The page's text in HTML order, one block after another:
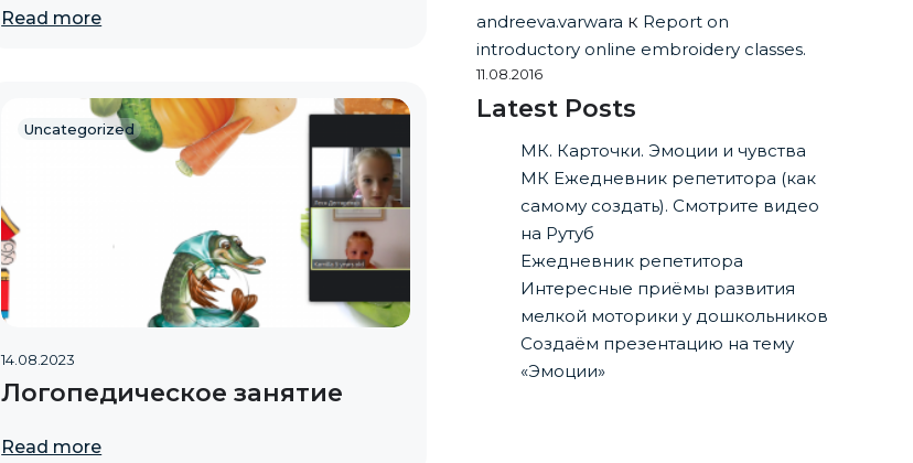
Read more
Uncategorized
14.08.2023
Логопедическое занятие
Read more
andreeva.varwara к Report on
introductory online embroidery classes.
11.08.2016
Latest Posts
МК. Карточки. Эмоции и чувства
МК Ежедневник репетитора (как
самому создать). Смотрите видео
на Рутуб
Ежедневник репетитора
Интересные приёмы развития
мелкой моторики у дошкольников
Создаём презентацию на тему
«Эмоции»